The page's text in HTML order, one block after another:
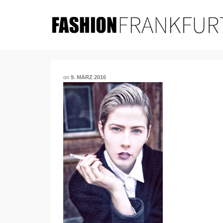
on 9. MÄRZ 2016